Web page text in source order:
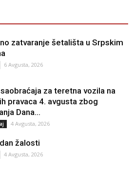
zatvaranje šetališta u Srpskim
6 Avgusta, 2026
za teretna vozila na
pravaca 4. avgusta zbog
Dana...
4 Avgusta, 2026
žalosti
4 Avgusta, 2026